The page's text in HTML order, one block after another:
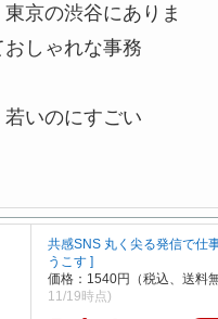
京の渋谷にありま
しゃれな事務
いのにすごい
共感SNS 丸く尖る発信で仕
うこす ]
価格：1540円（税込、送料
11/19時点)